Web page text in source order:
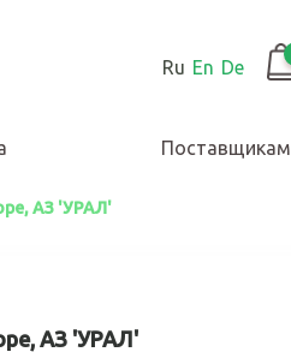
Ru En De
Поставщикам
АЗ 'УРАЛ'
АЗ 'УРАЛ'